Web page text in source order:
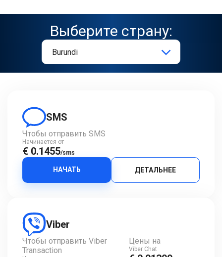
Выберите страну:
SMS
Чтобы отправить SMS
Начинается от
€ 0.1455/sms
НАЧАТЬ ДЕТАЛЬНЕЕ
Viber
Чтобы отправить Viber
Transaction
Цены на
Viber Chat